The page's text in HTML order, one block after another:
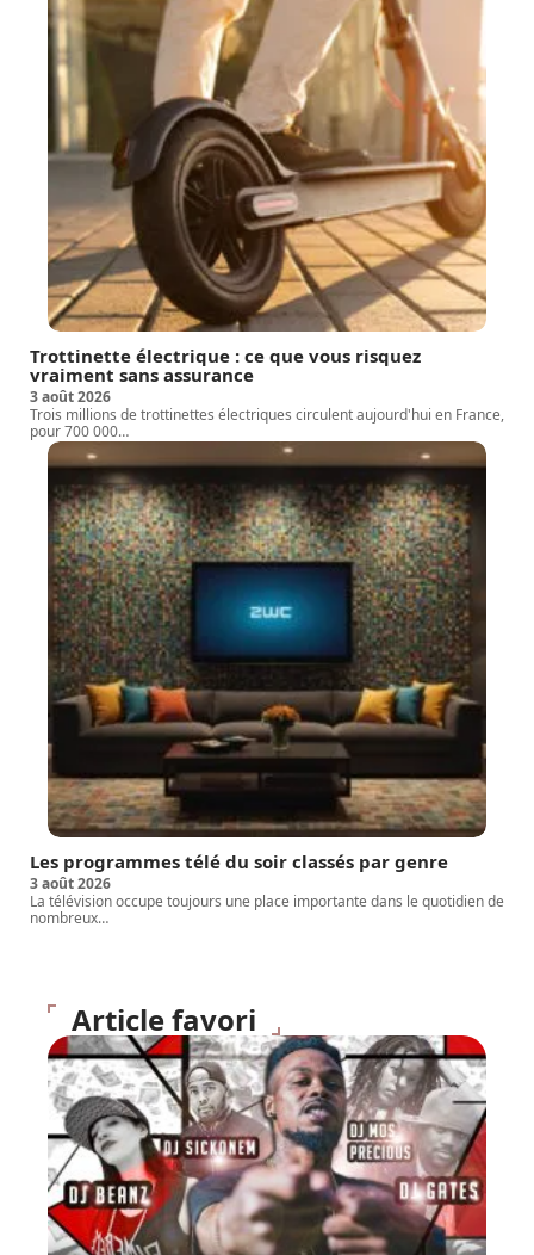
Trottinette électrique : ce que vous risquez
vraiment sans assurance
3 août 2026
Trois millions de trottinettes électriques circulent aujourd'hui en France,
pour 700 000…
Les programmes télé du soir classés par genre
3 août 2026
La télévision occupe toujours une place importante dans le quotidien de
nombreux…
Article favori